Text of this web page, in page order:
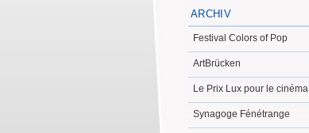
ARCHIV
Festival Colors of Pop
ArtBrücken
Le Prix Lux pour le cinéma
Synagoge Fénétrange